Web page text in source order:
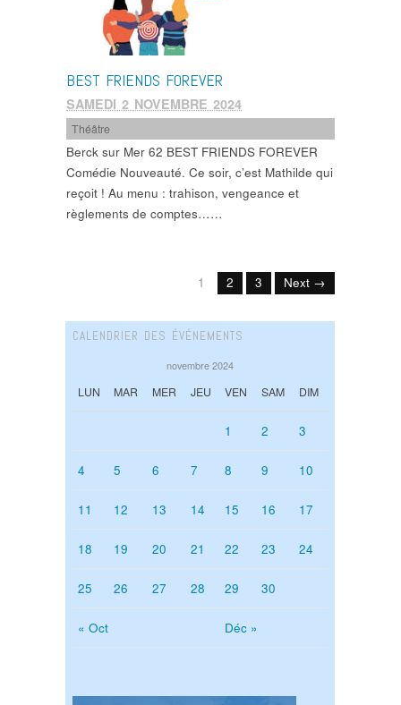
BEST FRIENDS FOREVER
SAMEDI 2 NOVEMBRE 2024
Théâtre
Berck sur Mer 62 BEST FRIENDS FOREVER
Comédie Nouveauté. Ce soir, c’est Mathilde qui
reçoit ! Au menu : trahison, vengeance et
règlements de comptes……
1 2 3 Next →
CALENDRIER DES ÉVÉNEMENTS
novembre 2024
LUN MAR MER JEU VEN SAM DIM
« Oct Déc »
1 2 3
4 5 6 7 8 9 10
11 12 13 14 15 16 17
18 19 20 21 22 23 24
25 26 27 28 29 30